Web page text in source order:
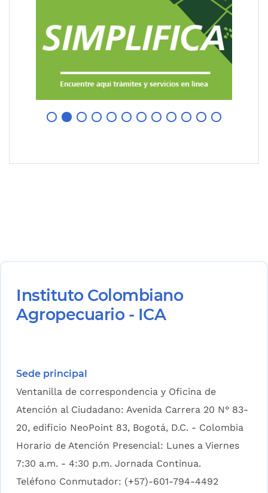
Instituto Colombiano
Agropecuario - ICA
Sede principal
Ventanilla de correspondencia y Oficina de
Atención al Ciudadano: Avenida Carrera 20 N° 83-
20, edificio NeoPoint 83, Bogotá, D.C. - Colombia
Horario de Atención Presencial: Lunes a Viernes
7:30 a.m. - 4:30 p.m. Jornada Continua.
Teléfono Conmutador: (+57)-601-794-4492